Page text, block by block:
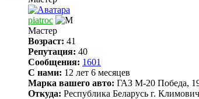
piatroc
Мастер
Возраст: 41
Репутация: 40
Сообщения: 1601
С нами: 12 лет 6 месяцев
Марка вашего авто: ГАЗ М-20 Победа,
Откуда: Республика Беларусь г.